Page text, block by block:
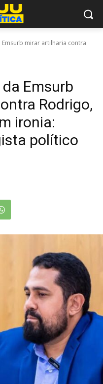
mirar artilharia contra
Emsurb
Rodrigo,
ironia:
político